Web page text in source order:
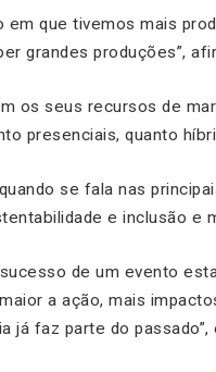
em que tivemos mais
grandes produções”,
os seus recursos de
presenciais, quanto
se fala nas
e inclusão e
de um evento
a ação, mais
já faz parte do passado”,